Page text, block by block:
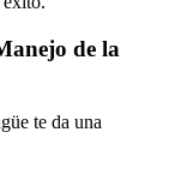
de la
te da una